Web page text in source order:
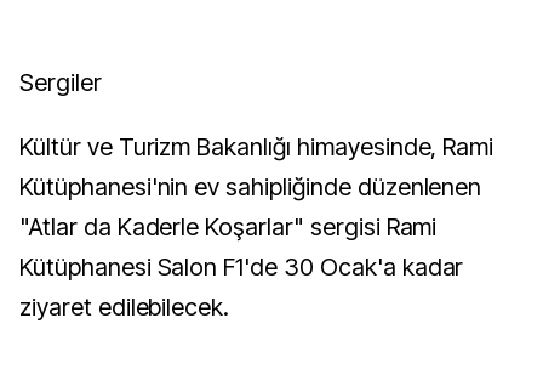
Sergiler
Kültür ve Turizm Bakanlığı himayesinde, Rami
Kütüphanesi'nin ev sahipliğinde düzenlenen
"Atlar da Kaderle Koşarlar" sergisi Rami
Kütüphanesi Salon F1'de 30 Ocak'a kadar
ziyaret edilebilecek.